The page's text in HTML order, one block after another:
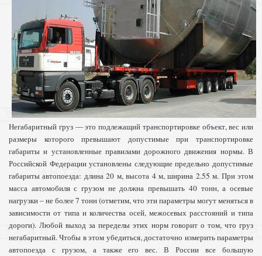
Негабаритный груз — это подлежащий транспортировке объект, вес или
размеры которого превышают допустимые при транспортировке
габариты и установленные правилами дорожного движения нормы. В
Российской Федерации установлены следующие предельно допустимые
габариты автопоезда: длина 20 м, высота 4 м, ширина 2.55 м. При этом
масса автомобиля с грузом не должна превышать 40 тонн, а осевые
нагрузки – не более 7 тонн (отметим, что эти параметры могут меняться в
зависимости от типа и количества осей, межосевых расстояний и типа
дороги). Любой выход за переделы этих норм говорит о том, что груз
негабаритный. Чтобы в этом убедиться, достаточно измерить параметры
автопоезда с грузом, а также его вес. В России все большую